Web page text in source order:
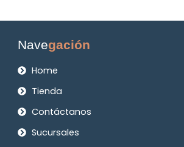
Navegación
Home
Tienda
Contáctanos
Sucursales